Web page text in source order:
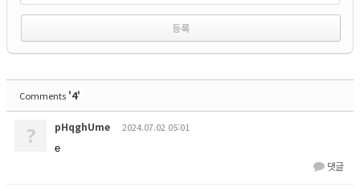
Comments '4'
? pHqghUme 2024.07.02 05:01
e
댓글